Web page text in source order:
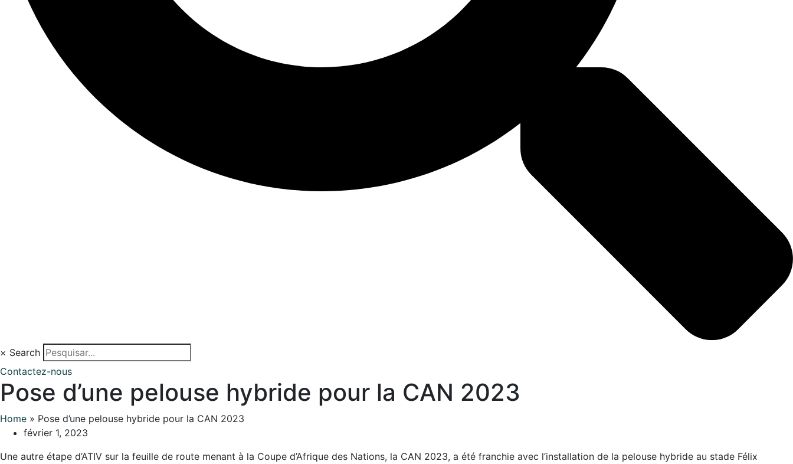
× Search
Contactez-nous
Pose d’une pelouse hybride pour la CAN 2023
Home » Pose d’une pelouse hybride pour la CAN 2023
février 1, 2023
Une autre étape d’ATIV sur la feuille de route menant à la Coupe d’Afrique des Nations, la CAN 2023, a été franchie avec l’installation de la pelouse hybride au stade Félix